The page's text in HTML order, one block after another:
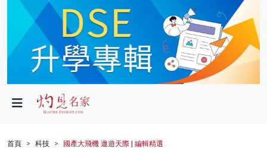
政局
財經
首頁 科技 國產大飛機 遨遊天際 | 編輯精選